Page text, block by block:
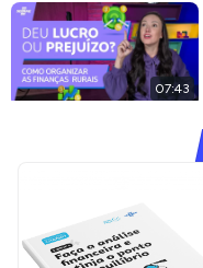
07:43